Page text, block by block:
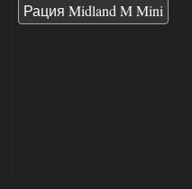
Рация Midland M Mini